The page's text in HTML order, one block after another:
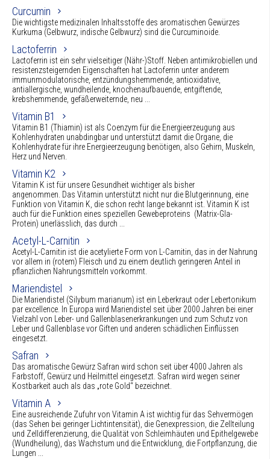
Curcumin
Die wichtigste medizinalen Inhaltsstoffe des aromatischen Gewürzes
Kurkuma (Gelbwurz, indische Gelbwurz) sind die Curcuminoide.
Lactoferrin
Lactoferrin ist ein sehr vielseitiger (Nähr-)Stoff. Neben antimikrobiellen und
resistenzsteigernden Eigenschaften hat Lactoferrin unter anderem
immunmodulatorische, entzündungshemmende, antioxidative,
antiallergische, wundheilende, knochenaufbauende, entgiftende,
krebshemmende, gefäßerweiternde, neu ...
Vitamin B1
Vitamin B1 (Thiamin) ist als Coenzym für die Energieerzeugung aus
Kohlenhydraten unabdingbar und unterstützt damit die Organe, die
Kohlenhydrate für ihre Energieerzeugung benötigen, also Gehirn, Muskeln,
Herz und Nerven.
Vitamin K2
Vitamin K ist für unsere Gesundheit wichtiger als bisher
angenommen. Das Vitamin unterstützt nicht nur die Blutgerinnung, eine
Funktion von Vitamin K, die schon recht lange bekannt ist. Vitamin K ist
auch für die Funktion eines speziellen Gewebeproteins (Matrix-Gla-
Protein) unerlässlich, das durch ...
Acetyl-L-Carnitin
Acetyl-L-Carnitin ist die acetylierte Form von L-Carnitin, das in der Nahrung
vor allem in (rotem) Fleisch und zu einem deutlich geringeren Anteil in
pflanzlichen Nahrungsmitteln vorkommt.
Mariendistel
Die Mariendistel (Silybum marianum) ist ein Leberkraut oder Lebertonikum
par excellence. In Europa wird Mariendistel seit über 2000 Jahren bei einer
Vielzahl von Leber- und Gallenblasenerkrankungen und zum Schutz von
Leber und Gallenblase vor Giften und anderen schädlichen Einflüssen
eingesetzt.
Safran
Das aromatische Gewürz Safran wird schon seit über 4000 Jahren als
Farbstoff, Gewürz und Heilmittel eingesetzt. Safran wird wegen seiner
Kostbarkeit auch als das „rote Gold“ bezeichnet.
Vitamin A
Eine ausreichende Zufuhr von Vitamin A ist wichtig für das Sehvermögen
(das Sehen bei geringer Lichtintensität), die Genexpression, die Zellteilung
und Zelldifferenzierung, die Qualität von Schleimhäuten und Epithelgewebe
(Wundheilung), das Wachstum und die Entwicklung, die Fortpflanzung, die
Lungen ...